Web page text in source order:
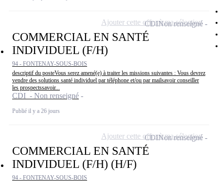
COMMERCIAL EN SANTÉ
INDIVIDUEL (F/H)
94 - FONTENAY-SOUS-BOIS
descriptif du posteVous serez amené(e) à traiter les missions suivantes : Vous devrez
vendre des solutions santé individuel par téléphone et/ou par mailsavoir conseiller
les prospectssavoir...
CDI - Non renseigné
Publié il y a 26 jours
CDINon renseigné
Ajouter cette offre à ma sélection
COMMERCIAL EN SANTÉ
INDIVIDUEL (F/H) (H/F)
94 - FONTENAY-SOUS-BOIS
CDINon renseigné
Ajouter cette offre à ma sélection